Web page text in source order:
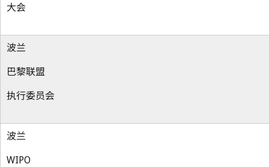
大会
波兰
巴黎联盟
执行委员会
波兰
WIPO